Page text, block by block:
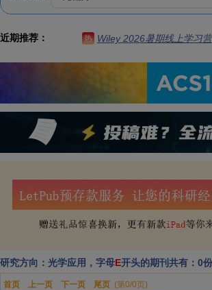
近期推荐： 热 Wiley 2026暑期线上学习
研究方向：光学应用，字母E开头的期刊共有：0份
首页 上一页 下一页 尾页 (第0/0页)